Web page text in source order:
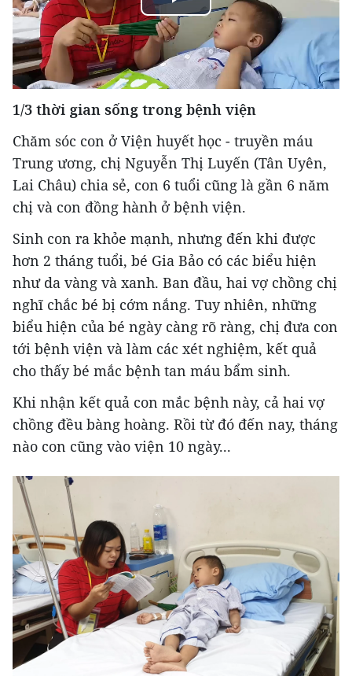
Play
Video
1/3 thời gian sống trong bệnh viện
Chăm sóc con ở Viện huyết học - truyền máu
Trung ương, chị Nguyễn Thị Luyến (Tân Uyên,
Lai Châu) chia sẻ, con 6 tuổi cũng là gần 6 năm
chị và con đồng hành ở bệnh viện.
Sinh con ra khỏe mạnh, nhưng đến khi được
hơn 2 tháng tuổi, bé Gia Bảo có các biểu hiện
như da vàng và xanh. Ban đầu, hai vợ chồng chị
nghĩ chắc bé bị cớm nắng. Tuy nhiên, những
biểu hiện của bé ngày càng rõ ràng, chị đưa con
tới bệnh viện và làm các xét nghiệm, kết quả
cho thấy bé mắc bệnh tan máu bẩm sinh.
Khi nhận kết quả con mắc bệnh này, cả hai vợ
chồng đều bàng hoàng. Rồi từ đó đến nay, tháng
nào con cũng vào viện 10 ngày...